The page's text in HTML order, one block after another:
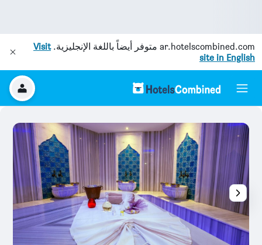
ar.hotelscombined.com متوفر أيضاً باللغة الإنجليزية.Visit
site in English